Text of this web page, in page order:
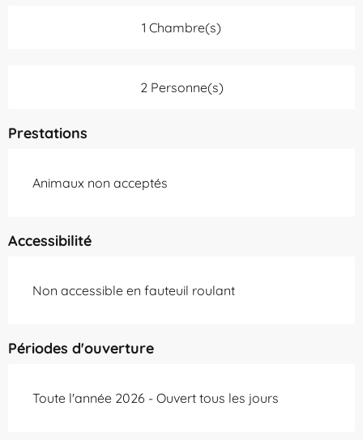
1 Chambre(s)
2 Personne(s)
Prestations
Animaux non acceptés
Accessibilité
Non accessible en fauteuil roulant
Périodes d'ouverture
Toute l'année 2026 - Ouvert tous les jours